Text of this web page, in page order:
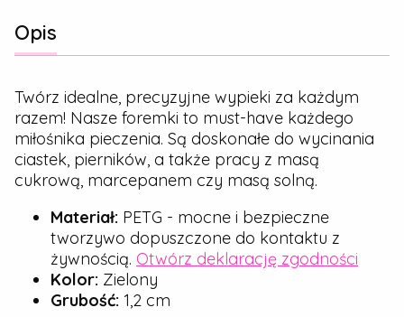
Opis
Twórz idealne, precyzyjne wypieki za każdym
razem! Nasze foremki to must-have każdego
miłośnika pieczenia. Są doskonałe do wycinania
ciastek, pierników, a także pracy z masą
cukrową, marcepanem czy masą solną.
Materiał: PETG - mocne i bezpieczne
tworzywo dopuszczone do kontaktu z
żywnością. Otwórz deklarację zgodności
Kolor: Zielony
Grubość: 1,2 cm